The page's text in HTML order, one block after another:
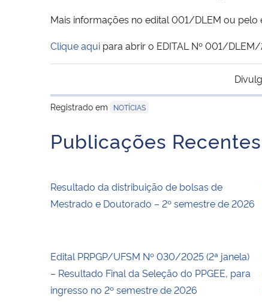
Mais informações no edital 001/DLEM ou pelo
Clique aqui para abrir o EDITAL Nº 001/DLEM/
Registrado em
NOTÍCIAS
Publicações Recentes
Resultado da distribuição de bolsas de
Mestrado e Doutorado – 2º semestre de 2026
Edital PRPGP/UFSM Nº 030/2025 (2ª janela)
– Resultado Final da Seleção do PPGEE, para
ingresso no 2º semestre de 2026